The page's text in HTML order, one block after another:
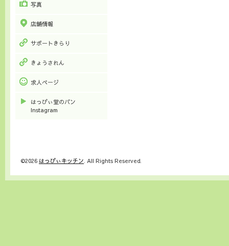
写真
店舗情報
サポートきらり
きょうされん
求人ページ
はっぴぃ堂のパン
Instagram
©2026 はっぴぃキッチン. All Rights Reserved.